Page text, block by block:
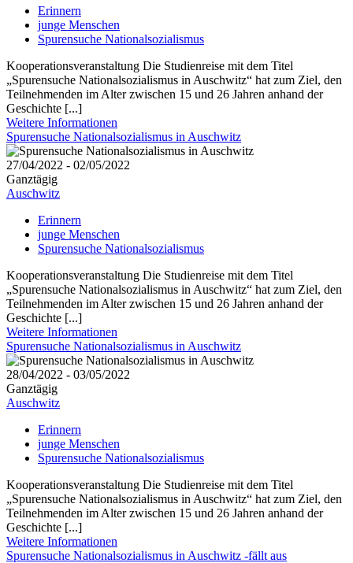
Erinnern
junge Menschen
Spurensuche Nationalsozialismus
Kooperationsveranstaltung Die Studienreise mit dem Titel
„Spurensuche Nationalsozialismus in Auschwitz“ hat zum Ziel, den
Teilnehmenden im Alter zwischen 15 und 26 Jahren anhand der
Geschichte [...]
Weitere Informationen
Spurensuche Nationalsozialismus in Auschwitz
27/04/2022 - 02/05/2022
Ganztägig
Auschwitz
Erinnern
junge Menschen
Spurensuche Nationalsozialismus
Kooperationsveranstaltung Die Studienreise mit dem Titel
„Spurensuche Nationalsozialismus in Auschwitz“ hat zum Ziel, den
Teilnehmenden im Alter zwischen 15 und 26 Jahren anhand der
Geschichte [...]
Weitere Informationen
Spurensuche Nationalsozialismus in Auschwitz
28/04/2022 - 03/05/2022
Ganztägig
Auschwitz
Erinnern
junge Menschen
Spurensuche Nationalsozialismus
Kooperationsveranstaltung Die Studienreise mit dem Titel
„Spurensuche Nationalsozialismus in Auschwitz“ hat zum Ziel, den
Teilnehmenden im Alter zwischen 15 und 26 Jahren anhand der
Geschichte [...]
Weitere Informationen
Spurensuche Nationalsozialismus in Auschwitz -fällt aus